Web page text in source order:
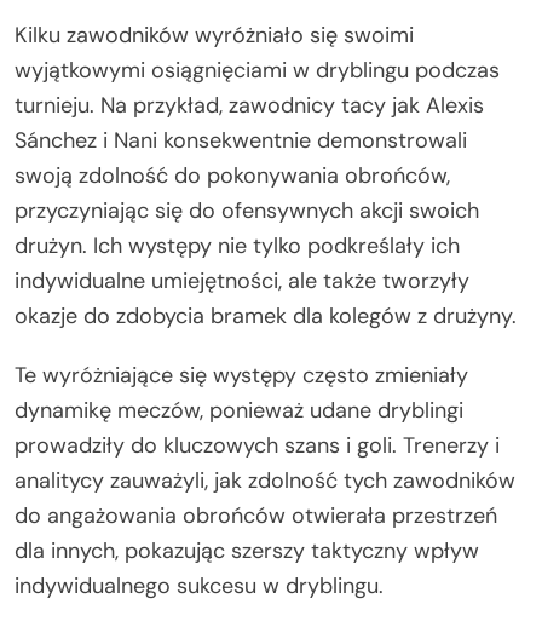
Kilku zawodników wyróżniało się swoimi
wyjątkowymi osiągnięciami w dryblingu podczas
turnieju. Na przykład, zawodnicy tacy jak Alexis
Sánchez i Nani konsekwentnie demonstrowali
swoją zdolność do pokonywania obrońców,
przyczyniając się do ofensywnych akcji swoich
drużyn. Ich występy nie tylko podkreślały ich
indywidualne umiejętności, ale także tworzyły
okazje do zdobycia bramek dla kolegów z drużyny.
Te wyróżniające się występy często zmieniały
dynamikę meczów, ponieważ udane dryblingi
prowadziły do kluczowych szans i goli. Trenerzy i
analitycy zauważyli, jak zdolność tych zawodników
do angażowania obrońców otwierała przestrzeń
dla innych, pokazując szerszy taktyczny wpływ
indywidualnego sukcesu w dryblingu.